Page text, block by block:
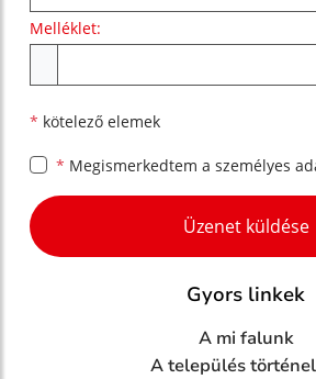
Melléklet:
* kötelező elemek
* Megismerkedtem a személyes
Google reCaptcha Response
Üzenet küldése
Gyors linkek
A mi falunk
A település